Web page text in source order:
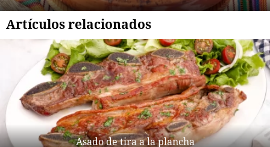
Artículos relacionados
Asado de tira a la plancha